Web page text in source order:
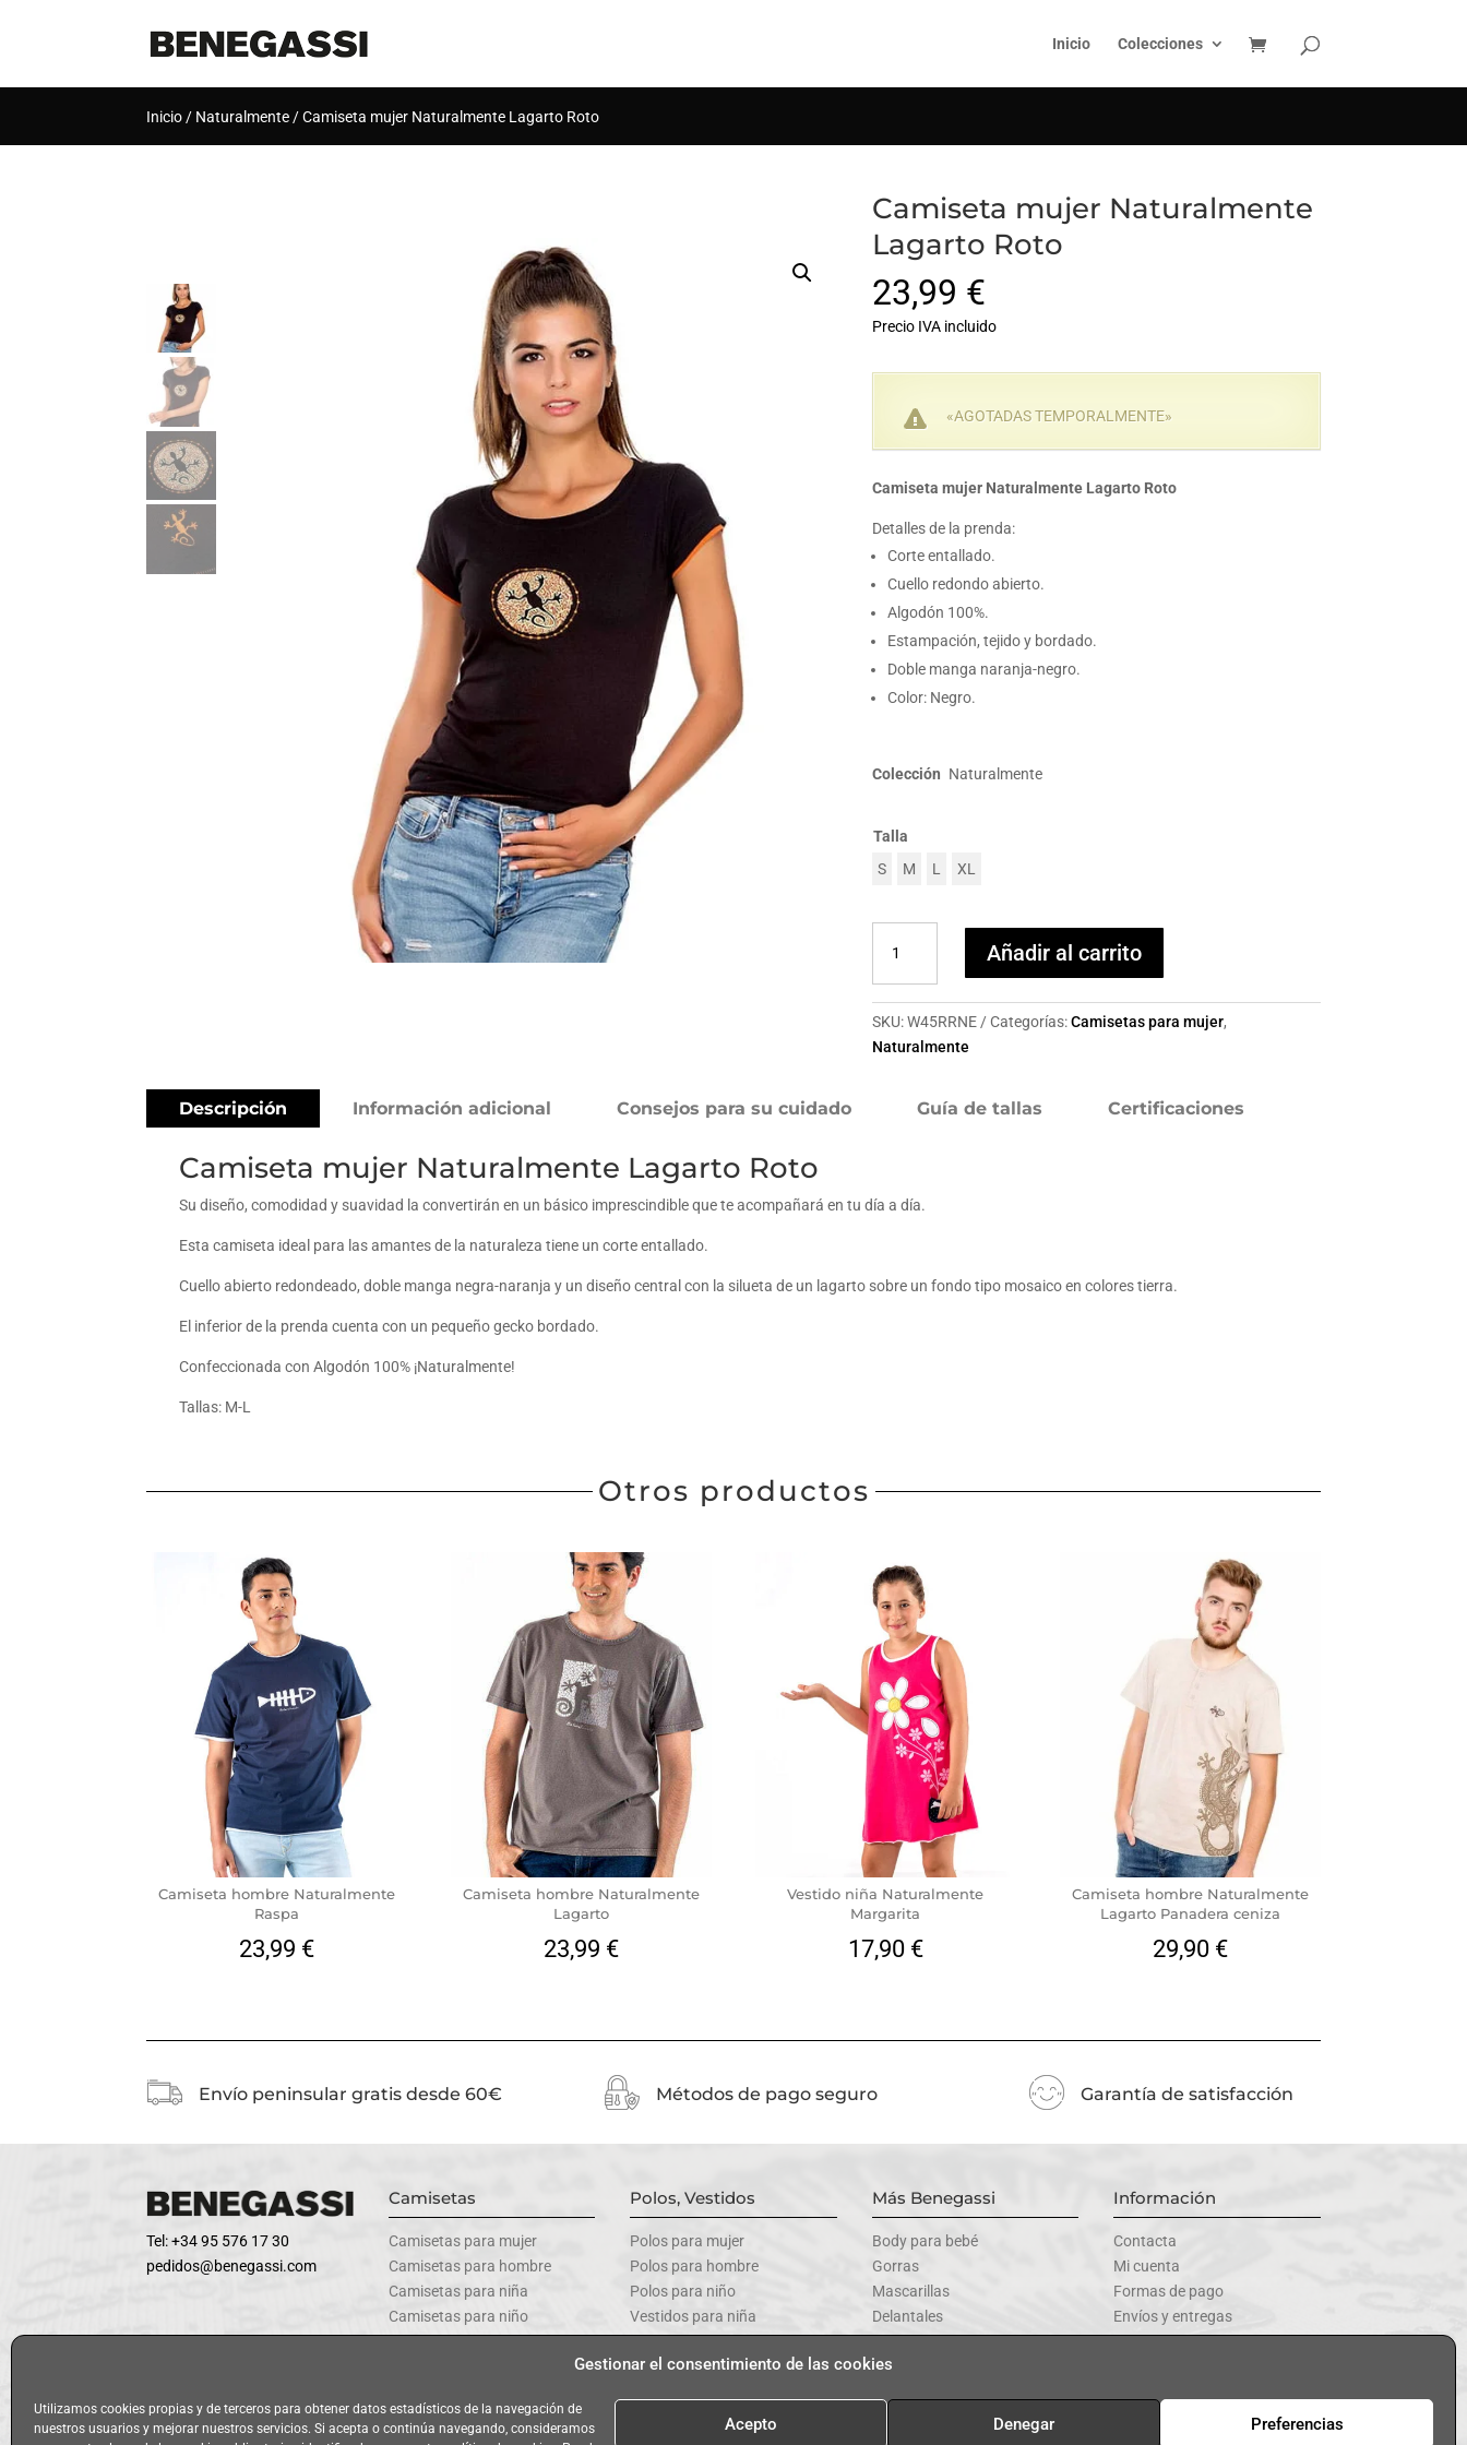
Gestionar el consentimiento de las cookies
Utilizamos cookies propias y de terceros para obtener datos estadísticos de la navegación de
nuestros usuarios y mejorar nuestros servicios. Si acepta o continúa navegando, consideramos
Acepto Denegar Preferencias
Inicio Colecciones
Inicio / Naturalmente / Camiseta mujer Naturalmente Lagarto Roto
Camiseta mujer Naturalmente
Lagarto Roto
23,99 €
Precio IVA incluido
«AGOTADAS TEMPORALMENTE»
Camiseta mujer Naturalmente Lagarto Roto
Detalles de la prenda:
Corte entallado.
Cuello redondo abierto.
Algodón 100%.
Estampación, tejido y bordado.
Doble manga naranja-negro.
Color: Negro.
Colección Naturalmente
Talla
S
M L XL
mujer
Naturalmente
Lagarto
Añadir al carrito
SKU:W45RRNE Categorías:Camisetas para mujer,
Naturalmente
Descripción Información adicional Consejos para su cuidado Guía de tallas Certificaciones
Camiseta mujer Naturalmente Lagarto Roto
Su diseño, comodidad y suavidad la convertirán en un básico imprescindible que te acompañará en tu día a día.
Esta camiseta ideal para las amantes de la naturaleza tiene un corte entallado.
Cuello abierto redondeado, doble manga negra-naranja y un diseño central con la silueta de un lagarto sobre un fondo tipo mosaico en colores tierra.
El inferior de la prenda cuenta con un pequeño gecko bordado.
Confeccionada con Algodón 100% ¡Naturalmente!
Tallas: M-L
Otros productos
Camiseta hombre Naturalmente
Raspa
23,99 €
Camiseta hombre Naturalmente
Lagarto
23,99 €
Vestido niña Naturalmente
Margarita
17,90 €
Camiseta hombre Naturalmente
Lagarto Panadera ceniza
29,90 €
Envío peninsular gratis desde 60€ Métodos de pago seguro Garantía de satisfacción
Tel: +34 95 576 17 30
pedidos@benegassi.com
Camisetas
Camisetas para mujer
Camisetas para hombre
Camisetas para niña
Camisetas para niño
Camisetas para bebé
Polos, Vestidos
Polos para mujer
Polos para hombre
Polos para niño
Vestidos para niña
Vestidos para bebé
Más Benegassi
Body para bebé
Gorras
Mascarillas
Delantales
Todos los productos
Información
Contacta
Mi cuenta
Formas de pago
Envíos y entregas
Cambios y devoluciones